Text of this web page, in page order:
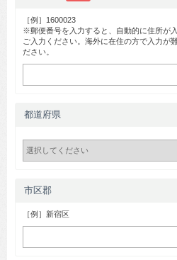
［例］1600023
※郵便番号を入力すると、自動的に住所が
ご入力ください。海外に在住の方で入力が
ださい。
都道府県
市区郡
［例］新宿区